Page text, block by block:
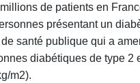
millions de patients en
présentant un
santé publique qui a
diabétiques de type 2
m2).